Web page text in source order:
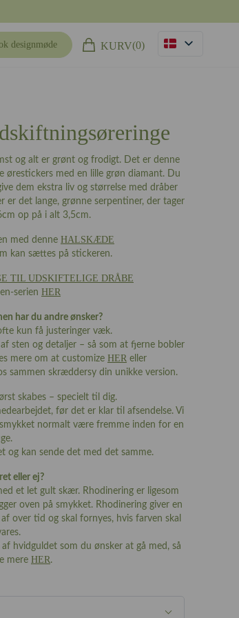
designmøde KURV(0)
og alt er grønt og frodigt. Det er denne
ørestickers med en lille grøn diamant. Du
dem ekstra liv og størrelse med dråber
er det lange, grønne serpentiner, der tager
op på i alt 3,5cm.
med denne HALSKÆDE
kan sættes på stickeren.
TIL UDSKIFTELIGE DRÅBE
serien HER
har du andre ønsker?
kun få justeringer væk.
sten og detaljer – så som at fjerne bobler
mere om at customize HER eller
sammen skræddersy din unikke version.
skabes – specielt til dig.
før det er klar til afsendelse. Vi
normalt være fremme inden for en
og kan sende det med det samme.
eller ej?
et let gult skær. Rhodinering er ligesom
oven på smykket. Rhodinering giver en
over tid og skal fornyes, hvis farven skal
hvidguldet som du ønsker at gå med, så
mere HER.